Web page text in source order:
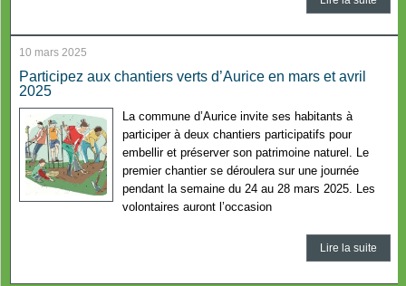
10 mars 2025
Participez aux chantiers verts d’Aurice en mars et avril
2025
La commune d’Aurice invite ses habitants à
participer à deux chantiers participatifs pour
embellir et préserver son patrimoine naturel. Le
premier chantier se déroulera sur une journée
pendant la semaine du 24 au 28 mars 2025. Les
volontaires auront l’occasion
Lire la suite